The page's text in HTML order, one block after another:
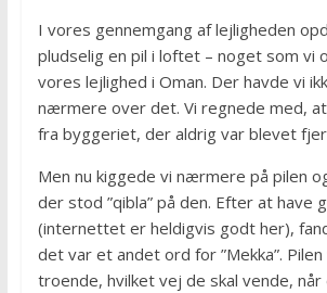
I vores gennemgang af lejligheden
pludselig en pil i loftet – noget som vi
vores lejlighed i Oman. Der havde vi
nærmere over det. Vi regnede med,
fra byggeriet, der aldrig var blevet
Men nu kiggede vi nærmere på pilen
der stod ”qibla” på den. Efter at have
(internettet er heldigvis godt her),
det var et andet ord for ”Mekka”.
troende, hvilket vej de skal vende, når